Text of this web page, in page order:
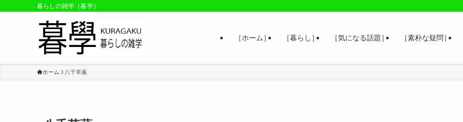
暮らしの雑学［暮学］
［ホーム］ ［暮らし］ ［気になる話題］ ［素朴な疑問］
ホーム 八千草薫